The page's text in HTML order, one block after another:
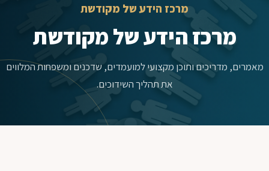
מרכז הידע של מקודשת
מרכז הידע של מקודשת
מאמרים, מדריכים ותוכן מקצועי למועמדים, שדכנים ומשפחות המלווים
את תהליך השידוכים.